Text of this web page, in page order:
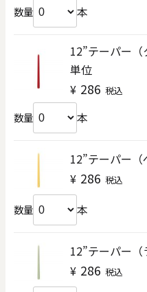
数量 本
12”テーパー
単位
¥ 286 税込
数量 本
12”テーパー
¥ 286 税込
数量 本
12”テーパー
¥ 286 税込